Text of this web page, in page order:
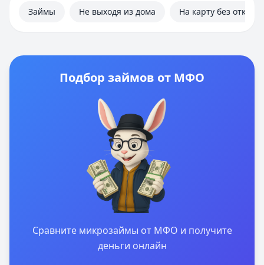
Займы Не выходя из дома На карту без отказа
Подбор займов от МФО
Сравните микрозаймы от МФО и получите
деньги онлайн